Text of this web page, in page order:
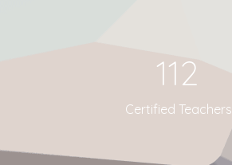
112
Certified Teachers